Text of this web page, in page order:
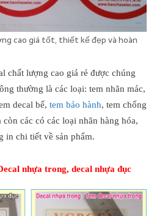
cao giá tốt, thiết kế đẹp và hoàn
chất lượng cao giá rẻ được chúng
thường là các loại: tem nhãn mác,
decal bể, tem bảo hành, tem chống
còn các có các loại nhãn hàng hóa,
in chi tiết về sản phẩm.
nhựa trong, decal nhựa đục